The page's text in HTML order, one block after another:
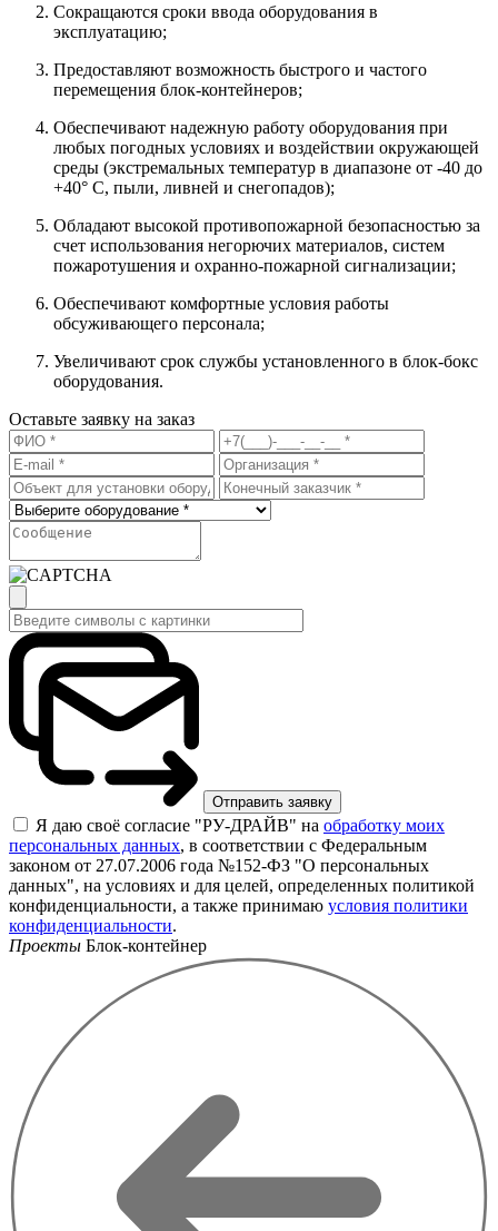
Сокращаются сроки ввода оборудования в
эксплуатацию;
Предоставляют возможность быстрого и частого
перемещения блок-контейнеров;
Обеспечивают надежную работу оборудования при
любых погодных условиях и воздействии окружающей
среды (экстремальных температур в диапазоне от -40 до
+40° С, пыли, ливней и снегопадов);
Обладают высокой противопожарной безопасностью за
счет использования негорючих материалов, систем
пожаротушения и охранно-пожарной сигнализации;
Обеспечивают комфортные условия работы
обсуживающего персонала;
Увеличивают срок службы установленного в блок-бокс
оборудования.
Оставьте заявку на заказ
Я даю своё согласие "РУ-ДРАЙВ" на обработку моих
персональных данных, в соответствии с Федеральным
законом от 27.07.2006 года №152-ФЗ "О персональных
данных", на условиях и для целей, определенных политикой
конфиденциальности, а также принимаю условия политики
конфиденциальности.
Проекты Блок-контейнер